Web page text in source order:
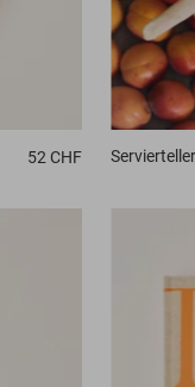
52 CHF Servierteller